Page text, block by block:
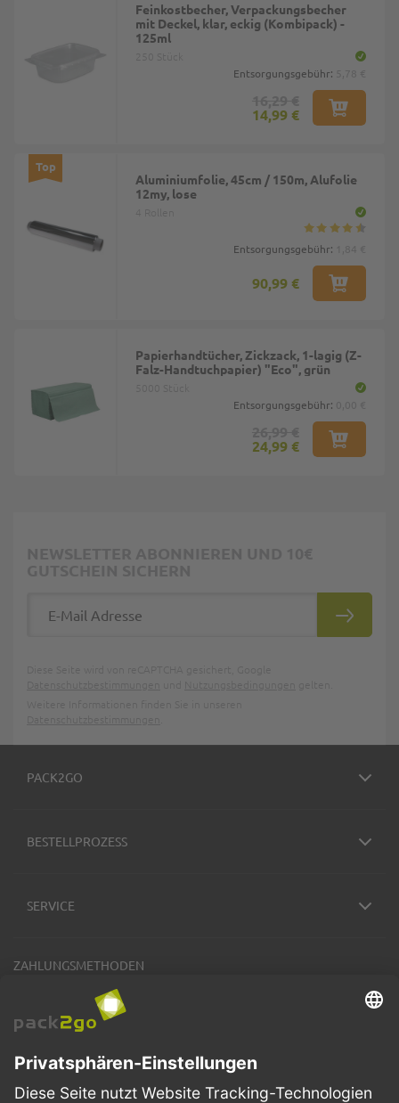
Feinkostbecher, Verpackungsbecher
mit Deckel, klar, eckig (Kombipack) -
125ml
Entsorgungsgebühr:
14,99 €
Top
Aluminiumfolie, 45cm / 150m, Alufolie
12my, lose
Entsorgungsgebühr:
90,99 €
Papierhandtücher, Zickzack, 1-lagig (Z-
Falz-Handtuchpapier) "Eco", grün
Entsorgungsgebühr:
24,99 €
PACK2GO
BESTELLPROZESS
SERVICE
ZAHLUNGSMETHODEN
VERSANDARTEN